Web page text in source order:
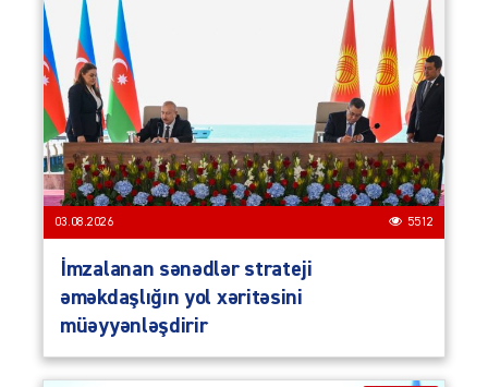
03.08.2026 5512
İmzalanan sənədlər strateji
əməkdaşlığın yol xəritəsini
müəyyənləşdirir